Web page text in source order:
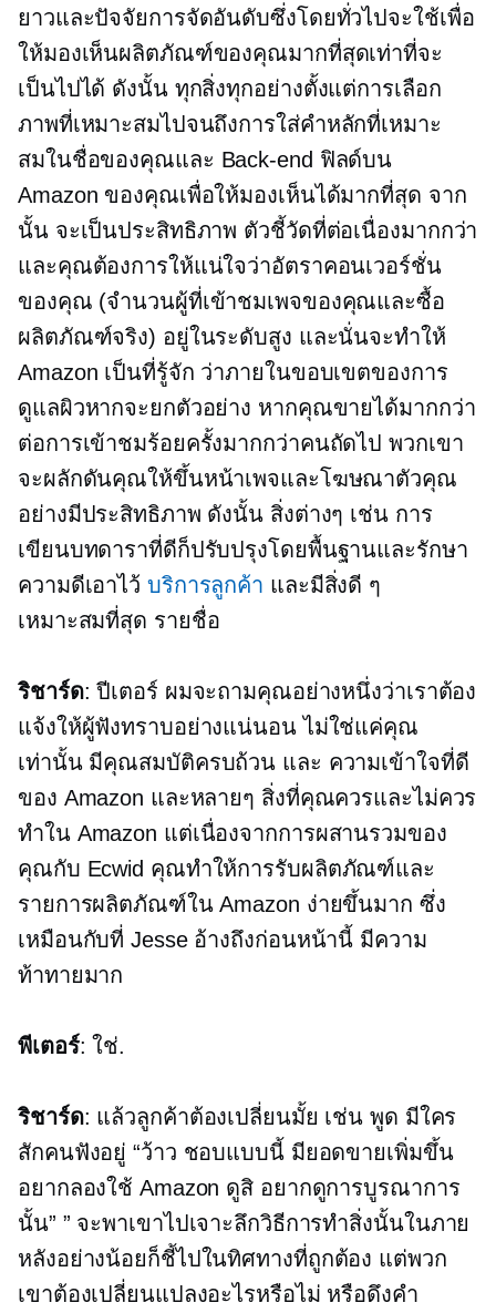
ยาวและปัจจัยการจัดอันดับซึ่งโดยทั่วไปจะใช้เพื่อ
ให้มองเห็นผลิตภัณฑ์ของคุณมากที่สุดเท่าที่จะ
เป็นไปได้ ดังนั้น ทุกสิ่งทุกอย่างตั้งแต่การเลือก
ภาพที่เหมาะสมไปจนถึงการใส่คำหลักที่เหมาะ
สมในชื่อของคุณและ Back-end ฟิลด์บน
Amazon ของคุณเพื่อให้มองเห็นได้มากที่สุด จาก
นั้น จะเป็นประสิทธิภาพ ตัวชี้วัดที่ต่อเนื่องมากกว่า
และคุณต้องการให้แน่ใจว่าอัตราคอนเวอร์ชั่น
ของคุณ (จำนวนผู้ที่เข้าชมเพจของคุณและซื้อ
ผลิตภัณฑ์จริง) อยู่ในระดับสูง และนั่นจะทำให้
Amazon เป็นที่รู้จัก ว่าภายในขอบเขตของการ
ดูแลผิวหากจะยกตัวอย่าง หากคุณขายได้มากกว่า
ต่อการเข้าชมร้อยครั้งมากกว่าคนถัดไป พวกเขา
จะผลักดันคุณให้ขึ้นหน้าเพจและโฆษณาตัวคุณ
อย่างมีประสิทธิภาพ ดังนั้น สิ่งต่างๆ เช่น การ
เขียนบทดาราที่ดีก็ปรับปรุงโดยพื้นฐานและรักษา
ความดีเอาไว้ บริการลูกค้า และมีสิ่งดี ๆ
เหมาะสมที่สุด รายชื่อ
ริชาร์ด: ปีเตอร์ ผมจะถามคุณอย่างหนึ่งว่าเราต้อง
แจ้งให้ผู้ฟังทราบอย่างแน่นอน ไม่ใช่แค่คุณ
เท่านั้น มีคุณสมบัติครบถ้วน และ ความเข้าใจที่ดี
ของ Amazon และหลายๆ สิ่งที่คุณควรและไม่ควร
ทำใน Amazon แต่เนื่องจากการผสานรวมของ
คุณกับ Ecwid คุณทำให้การรับผลิตภัณฑ์และ
รายการผลิตภัณฑ์ใน Amazon ง่ายขึ้นมาก ซึ่ง
เหมือนกับที่ Jesse อ้างถึงก่อนหน้านี้ มีความ
ท้าทายมาก
พีเตอร์: ใช่.
ริชาร์ด: แล้วลูกค้าต้องเปลี่ยนมั้ย เช่น พูด มีใคร
สักคนฟังอยู่ “ว้าว ชอบแบบนี้ มียอดขายเพิ่มขึ้น
อยากลองใช้ Amazon ดูสิ อยากดูการบูรณาการ
นั้น” ” จะพาเขาไปเจาะลึกวิธีการทำสิ่งนั้นในภาย
หลังอย่างน้อยก็ชี้ไปในทิศทางที่ถูกต้อง แต่พวก
เขาต้องเปลี่ยนแปลงอะไรหรือไม่ หรือดึงคำ